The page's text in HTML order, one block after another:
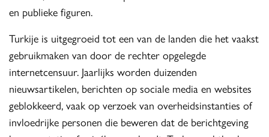
en publieke figuren.
Turkije is uitgegroeid tot een van de landen die het vaakst
gebruikmaken van door de rechter opgelegde
internetcensuur. Jaarlijks worden duizenden
nieuwsartikelen, berichten op sociale media en websites
geblokkeerd, vaak op verzoek van overheidsinstanties of
invloedrijke personen die beweren dat de berichtgeving